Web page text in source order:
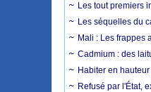
Les tout premiers
Les séquelles du
Mali : Les frappes
Cadmium : des
Habiter en
Refusé par l'État,